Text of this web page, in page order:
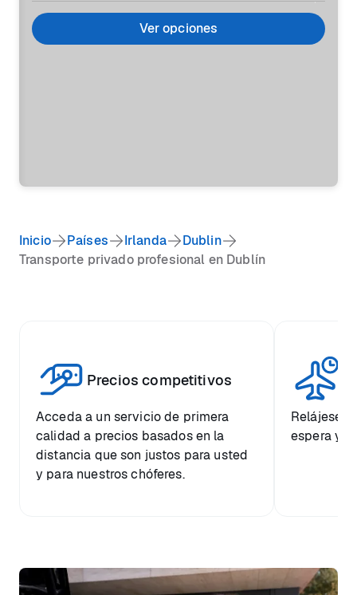
Ver opciones
Inicio Países Irlanda
Dublin
Transporte privado profesional en Dublín
Precios competitivos
Acceda a un servicio de primera
calidad a precios basados en la
distancia que son justos para usted
y para nuestros chóferes.
Relájese
espera y